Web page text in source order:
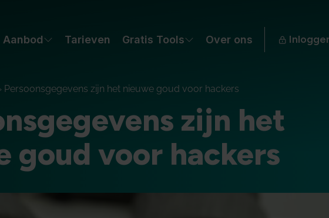
Aanbod Tarieven Gratis Tools Over ons
Persoonsgegevens zijn het nieuwe goud voor hackers
zijn het
goud voor hackers